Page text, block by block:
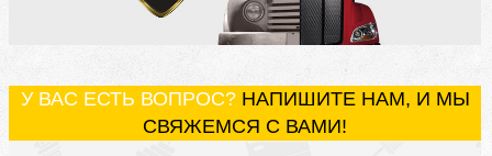
У ВАС ЕСТЬ ВОПРОС? НАПИШИТЕ НАМ, И МЫ
СВЯЖЕМСЯ С ВАМИ!